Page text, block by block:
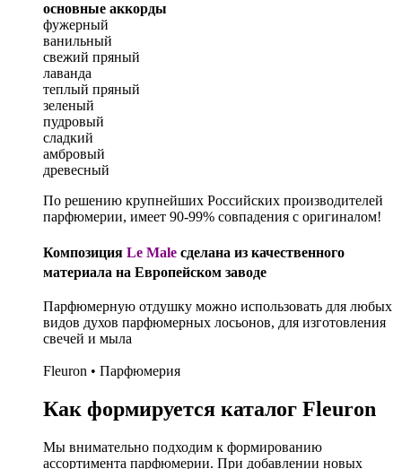
основные аккорды
фужерный
ванильный
свежий пряный
лаванда
теплый пряный
зеленый
пудровый
сладкий
амбровый
древесный
По решению крупнейших Российских производителей
парфюмерии, имеет 90-99% совпадения с оригиналом!
Композиция Le Male сделана из качественного
материала на Европейском заводе
Парфюмерную отдушку можно использовать для любых
видов духов парфюмерных лосьонов, для изготовления
свечей и мыла
Fleuron • Парфюмерия
Как формируется каталог Fleuron
Мы внимательно подходим к формированию
ассортимента парфюмерии. При добавлении новых